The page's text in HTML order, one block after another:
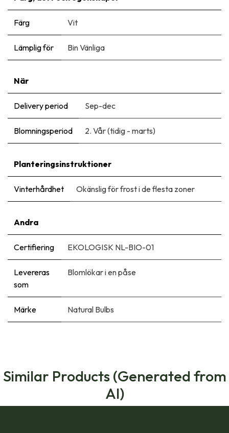
Färg Vit
Lämplig för Bin Vänliga
När
Delivery period Sep-dec
Blomningsperiod 2. Vår (tidig - marts)
Planteringsinstruktioner
Vinterhårdhet Okänslig för frost i de flesta zoner
Andra
Certifiering EKOLOGISK NL-BIO-01
Levereras
som
Blomlökar i en påse
Märke Natural Bulbs
Similar Products (Generated from
AI)